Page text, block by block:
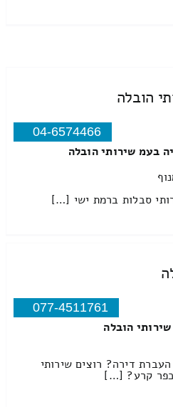
הובלה
04-6574466
בעמ שירותי הובלה
סבלות ברמת ישי […]
077-4511761
הובלה
דירה? רוצים שירותי
קרע? […]